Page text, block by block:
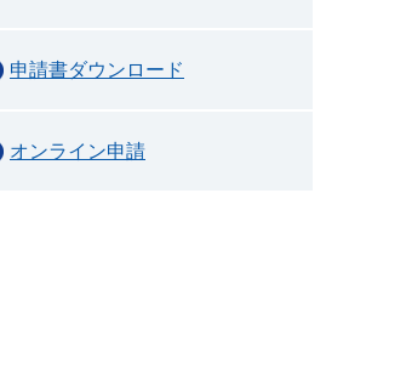
申請書ダウンロード
オンライン申請